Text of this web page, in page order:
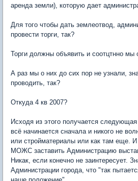
аренда земли), которую дает
Для того чтобы дать землеотвод,
провести торги, так?
Торги должны объявить и соотцтнно мы
А раз мы о них до сих пор не узнали,
проводить, так?
Откуда 4 кв 2007?
Исходя из этого получается
всё начинается сначала и никого не
или стройматериалы или как там еще. И
МОЖС заставить Администрацию
Никак, если конечно не заинтересует.
Администрации города, что "так